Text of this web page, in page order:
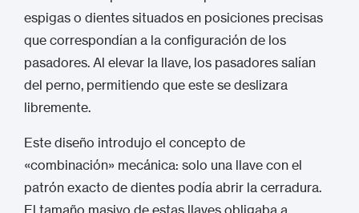
espigas o dientes situados en posiciones precisas
que correspondían a la configuración de los
pasadores. Al elevar la llave, los pasadores salían
del perno, permitiendo que este se deslizara
libremente.
Este diseño introdujo el concepto de
«combinación» mecánica: solo una llave con el
patrón exacto de dientes podía abrir la cerradura.
El tamaño masivo de estas llaves obligaba a